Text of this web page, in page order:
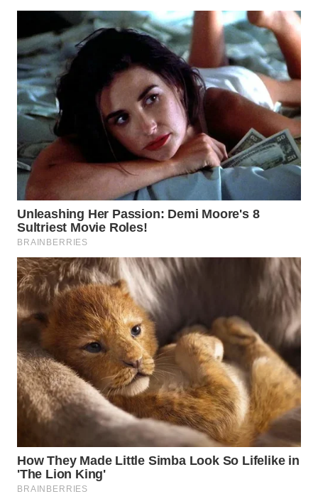
KALTIM
WN
SULSEL
WN
GORONTALO
WN
SULUT
WN
MALUKU
WN
MALUT
WN
DAIRI
WN
DANAU
TOBA
NIAS
WN